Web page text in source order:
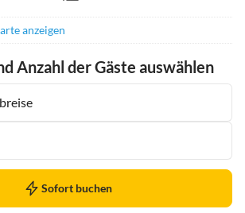
anzeigen
Anzahl der Gäste auswählen
Sofort buchen